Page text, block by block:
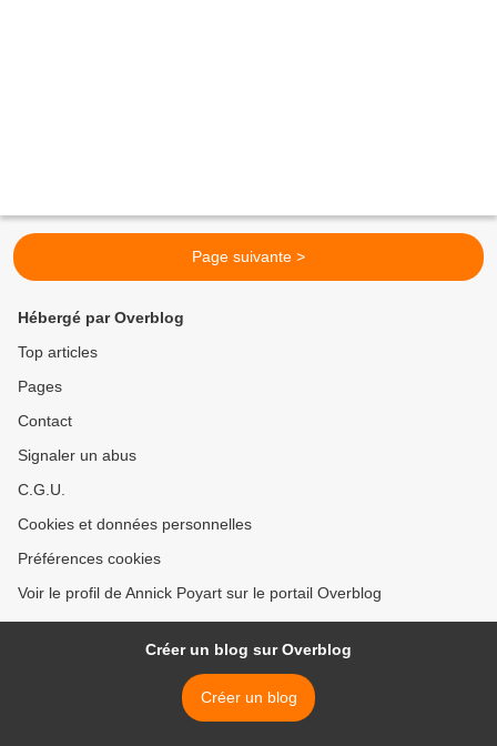
Page suivante >
Hébergé par Overblog
Top articles
Pages
Contact
Signaler un abus
C.G.U.
Cookies et données personnelles
Préférences cookies
Voir le profil de Annick Poyart sur le portail Overblog
Créer un blog sur Overblog
Créer un blog